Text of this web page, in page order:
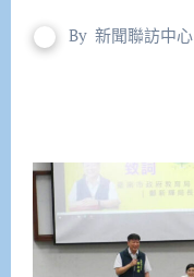
By 新聞聯訪中心